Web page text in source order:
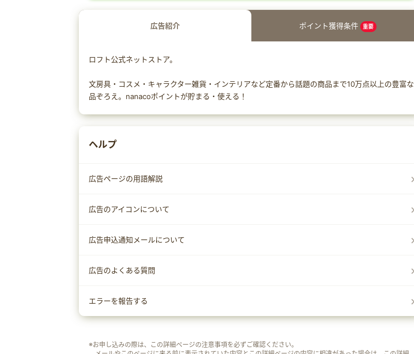
広告紹介 ポイント獲得条件 重要
ロフト公式ネットストア。
文房具・コスメ・キャラクター雑貨・インテリアなど定番から話題の商品まで10万点以上の豊富な
品ぞろえ。nanacoポイントが貯まる・使える！
ヘルプ
広告ページの用語解説
広告のアイコンについて
広告申込通知メールについて
広告のよくある質問
エラーを報告する
※お申し込みの際は、この詳細ページの注意事項を必ずご確認ください。